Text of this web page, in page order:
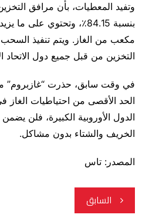
وتفيد المعطيات، بأن مرافق
مكعب من الغاز. ويتم تنفيذ
التخزين من قبل جميع دول الاتحاد
في وقت سابق، حذرت “غازبروم”
الحد الأقصى من احتياطيات
الدول الأوروبية الكبيرة، فلن
الخريف والشتاء بدون مشاكل.
المصدر: تاس
تصفّح
السابق